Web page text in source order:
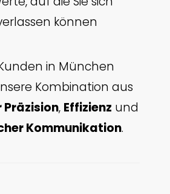
können
in München
Kombination aus
, Effizienz und
Kommunikation.